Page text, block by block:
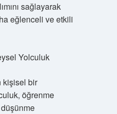
sağlayarak
eğlenceli ve etkili
Yolculuk
kişisel bir
öğrenme